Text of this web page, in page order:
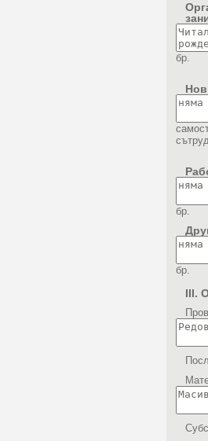
бр.
бр.
бр.
III.